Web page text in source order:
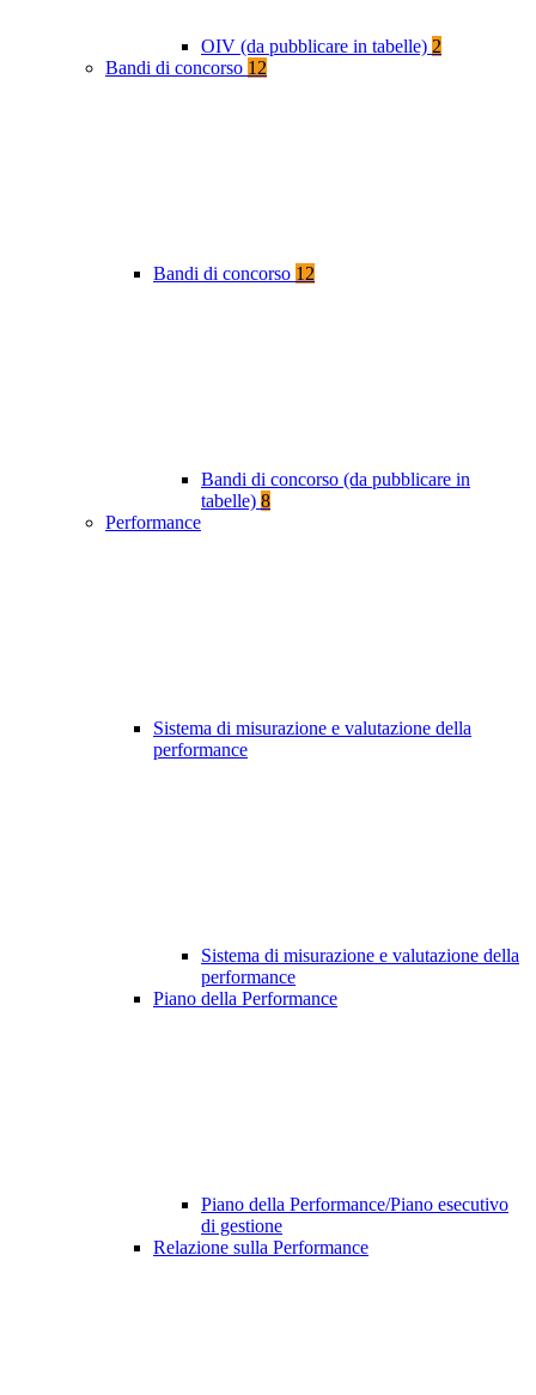
OIV (da pubblicare in tabelle) 2
Bandi di concorso 12
Bandi di concorso 12
Bandi di concorso (da pubblicare in
tabelle) 8
Performance
Sistema di misurazione e valutazione della
performance
Sistema di misurazione e valutazione della
performance
Piano della Performance
Piano della Performance/Piano esecutivo
di gestione
Relazione sulla Performance